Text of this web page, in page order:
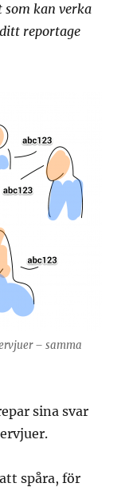
som kan verka
reportage
– samma
sina svar
spåra, för